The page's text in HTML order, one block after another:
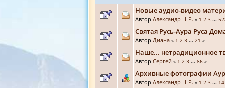
Новые аудио-видео
Автор Александр Н-Р. « 1 2 3 ...
Святая Русь-Аура Руса
Автор Диана « 1 2 3 ... 21 »
Наше... нетрадиционное
Автор Сергей « 1 2 3 ... 86 »
Архивные фотографии
Автор Александр Н-Р. « 1 2 3 ... 14